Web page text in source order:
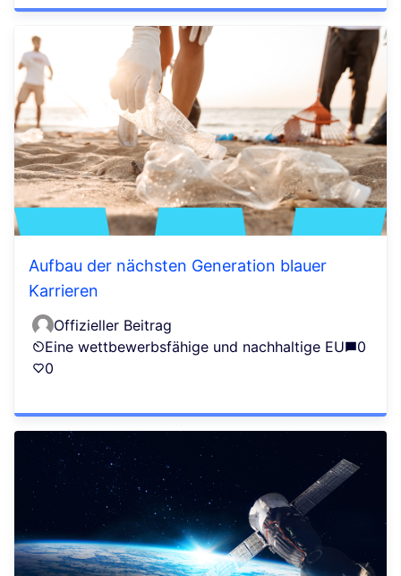
Aufbau der nächsten Generation blauer
Karrieren
Offizieller Beitrag
Eine wettbewerbsfähige und nachhaltige EU
0
0